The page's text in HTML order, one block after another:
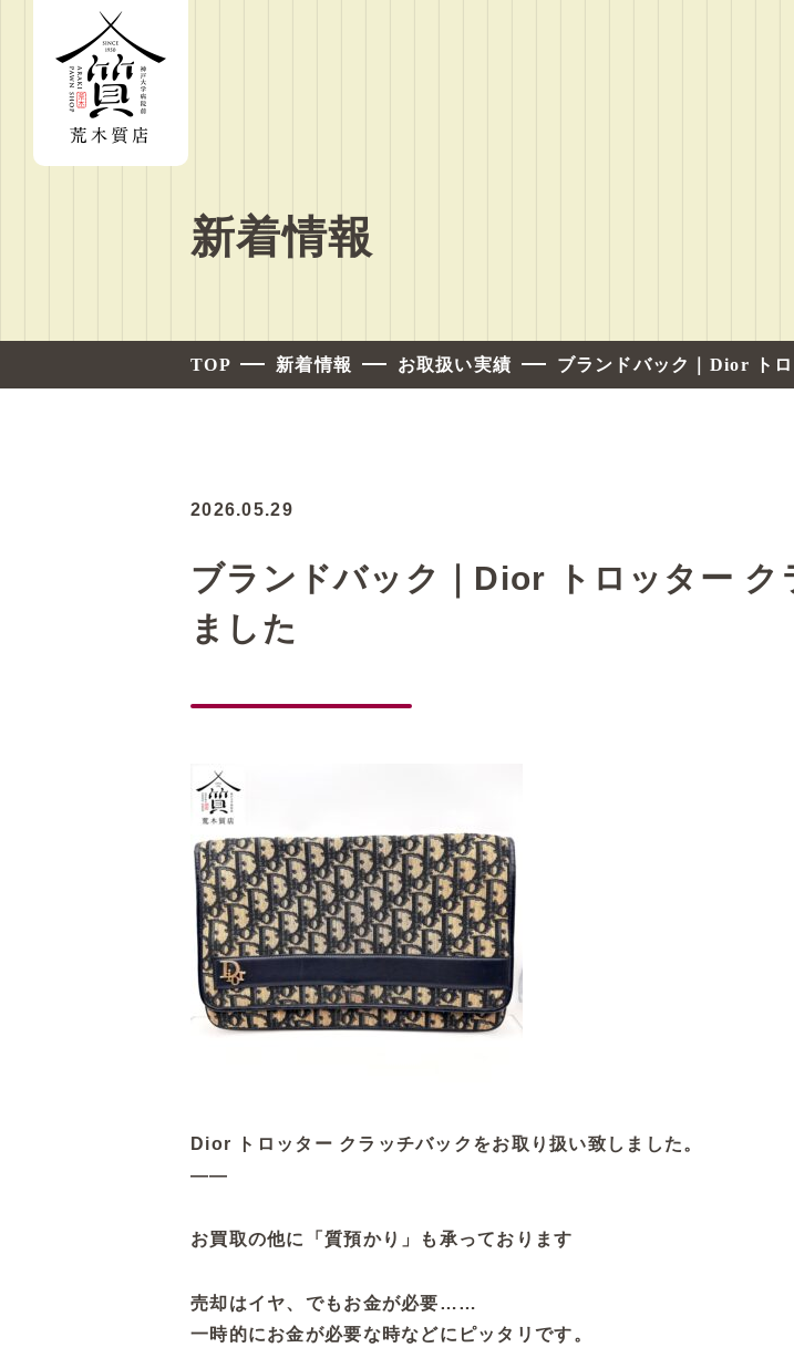
新着情報
TOP 新着情報 お取扱い実績 ブランドバック｜Dior ト
2026.05.29
ブランドバック｜Dior トロッター ク
ました
Dior トロッター クラッチバックをお取り扱い致しました。
——
お買取の他に「質預かり」も承っております
売却はイヤ、でもお金が必要……
一時的にお金が必要な時などにピッタリです。